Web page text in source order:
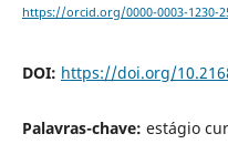
https://orcid.org/0000-0003-1230-
DOI: https://doi.org/
Palavras-chave: estágio